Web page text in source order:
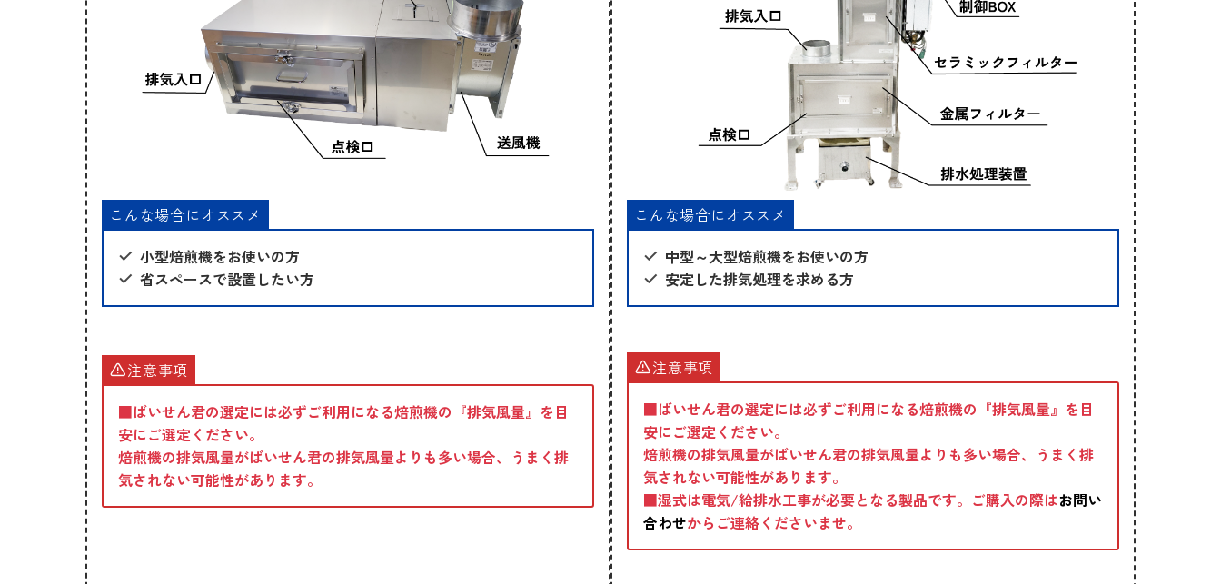
こんな場合にオススメ
小型焙煎機をお使いの方
省スペースで設置したい方
注意事項
■ばいせん君の選定には必ずご利用になる焙煎機の『排気風量』を目
安にご選定ください。
焙煎機の排気風量がばいせん君の排気風量よりも多い場合、うまく排
気されない可能性があります。
こんな場合にオススメ
中型～大型焙煎機をお使いの方
安定した排気処理を求める方
注意事項
■ばいせん君の選定には必ずご利用になる焙煎機の『排気風量』を目
安にご選定ください。
焙煎機の排気風量がばいせん君の排気風量よりも多い場合、うまく排
気されない可能性があります。
■湿式は電気/給排水工事が必要となる製品です。ご購入の際はお問い
合わせからご連絡くださいませ。